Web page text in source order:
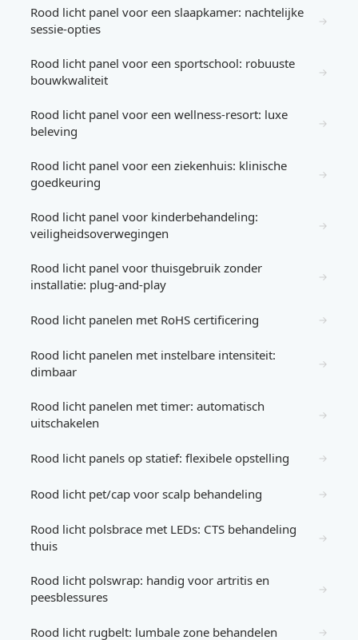
Rood licht panel voor een slaapkamer: nachtelijke
sessie-opties
→
Rood licht panel voor een sportschool: robuuste
bouwkwaliteit
→
Rood licht panel voor een wellness-resort: luxe
beleving
→
Rood licht panel voor een ziekenhuis: klinische
goedkeuring
→
Rood licht panel voor kinderbehandeling:
veiligheidsoverwegingen
→
Rood licht panel voor thuisgebruik zonder
installatie: plug-and-play
→
Rood licht panelen met RoHS certificering →
Rood licht panelen met instelbare intensiteit:
dimbaar
→
Rood licht panelen met timer: automatisch
uitschakelen
→
Rood licht panels op statief: flexibele opstelling →
Rood licht pet/cap voor scalp behandeling →
Rood licht polsbrace met LEDs: CTS behandeling
thuis
→
Rood licht polswrap: handig voor artritis en
peesblessures
→
Rood licht rugbelt: lumbale zone behandelen →